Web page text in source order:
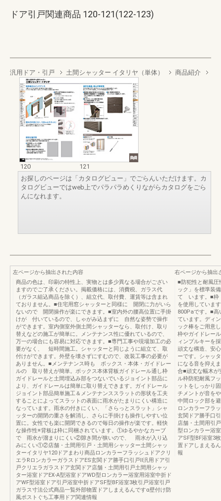
ドア引戸関連商品 120-121(122-123)
汎用ドア・引戸 土間シャッター イタリヤ（単体） 商品紹介
120
121
お探しのページは「カタログビュー」でごらんいただけます。カ
タログビューではweb上でパラパラめくりながらカタログをごら
んになれます。
左ページから抽出された内容
商品の色は、印刷の特性上、実物とは多少異なる場合がござい
ますのでご了承ください。掲載価格には、消費税、ガラス代
（ガラス組込商品を除く）、組立代、取付費、運賃等は含まれ
ておりません。■住宅用窓シャッターと同様に 開閉に力がいら
ないので 開閉操作が楽にできます。■室内外の腰高位置に手掛
けが 付いているので、しゃがみ込まずに 自然な姿勢で操作
ができます。室内側室外側土間シャッターなら、取付け、取り
替えなどの施工が簡単に。メンテナンス性に優れているので、
万一の場合にも容易に対応できます。■専門工事や現場加工の必
要がなく、 短時間施工。シャッターと同じように組立て、取
付けができます。外壁を壊さずにすむので、改装工事の必要が
ありません。■メンテナンス時も ボックス・本体・ガイドレー
ルの 取り替えが簡単。ボックス本体背板ガイドレール通し枠
ガイドレールと土間埋込み部をつないでいるジョイント部品に
より、ガイドレールは簡単に取り替えできます。ガイドレール
ジョイント部品簡単施工＆メンテナンススラットの形状を工夫
することによってスラットの表面に雨水がたまりにくい構造に
なっています。雨水の付きにくい、「さらっとスラット」シャ
ッターの開閉の重さを解消し、さらに手掛けも操作しやすい位
置に。女性でも楽に開閉できるので毎日の操作が楽です。軽快
な操作性※背板は枠に同梱されています。①ゆるやかなカーブ
で 雨水が溜まりにくい②隙き間が狭いので、 雨水が入り込
みにくい①②店舗・土間用引戸・土間用シャッター土間シャッ
ターイタリヤ120ドアまわり商品ロンカラーフラッシュドアクリ
エラRロンカラーガラスドアES玄関ドア勝手口引戸Ⅱ汎用ドア引
戸クリエラガラスドア玄関ドア店舗・土間用引戸土間用シャッ
ター浴室ドアEX-A型浴室ドアWD型ロンカラー浴室用浴室中折ド
アWF型浴室ドア引戸浴室中折ドアSF型BF浴室3枚引戸浴室引戸
ガラス寸法公式商品一覧外部物置ドアしまえるんですα壁付け防
風ポストぐち工事用ドア関連情報
右ページから抽出
■防犯性と耐風
ック」を標準装
て います。■枠
を使用していま
800Paです。■
ています。ディ
ック棒をご用意
枠やガイドレー
ィンプルキーを
頑丈な構造、安
ーです。シャッ
になる音を抑え
合■頑丈な幅木が
ル枠防犯耐風フ
ットをしっかり
チメントが音を
中間ロック部を
ロンカラーフラ
玄関ドア勝手口
店舗・土間用引
型ロンカラー浴
アSF型BF浴室3
置ドアしまえる
報